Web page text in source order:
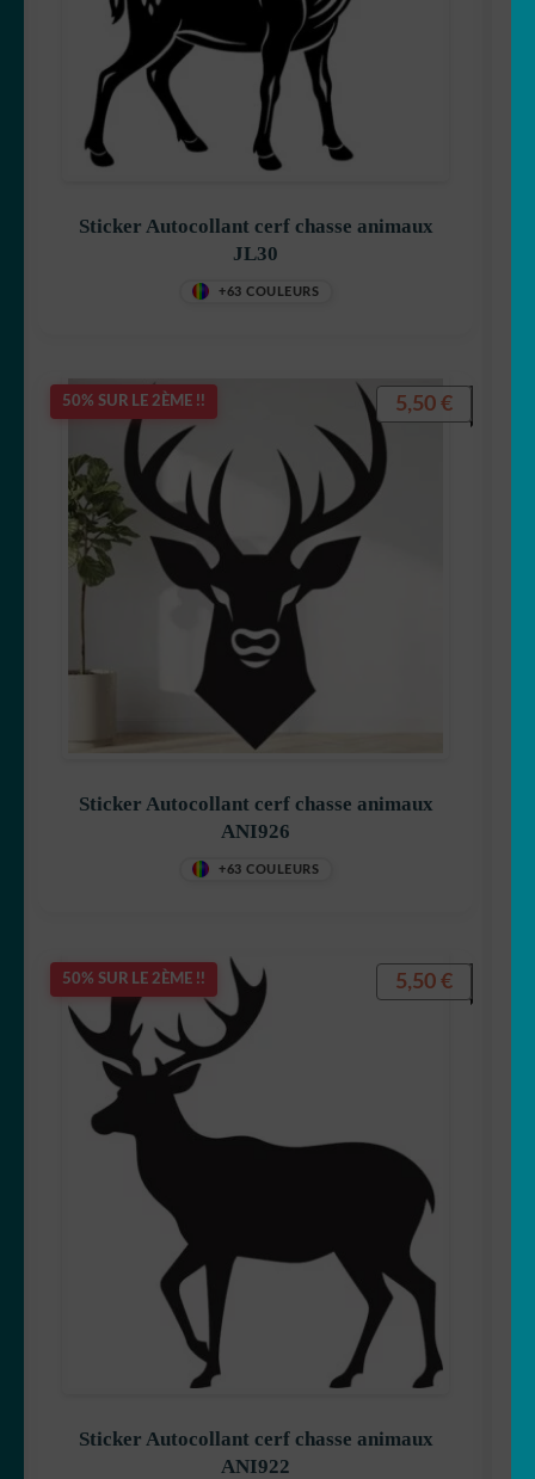
Sticker Autocollant cerf chasse animaux
JL30
+63 COULEURS
50% SUR LE 2ÈME !!
Sticker Autocollant cerf chasse animaux
ANI926
+63 COULEURS
5,50 €
50% SUR LE 2ÈME !!
Sticker Autocollant cerf chasse animaux
ANI922
5,50 €